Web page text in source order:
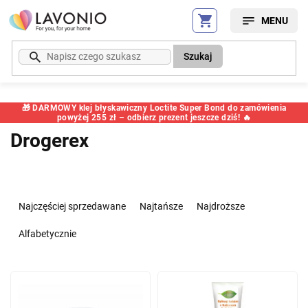
Przejść
do
treści
🎁 DARMOWY klej błyskawiczny Loctite Super Bond do zamówienia
powyżej 255 zł – odbierz prezent jeszcze dziś! 🔥
Szukaj
Drogerex
Najczęściej sprzedawane Najtańsze Najdroższe
Alfabetycznie